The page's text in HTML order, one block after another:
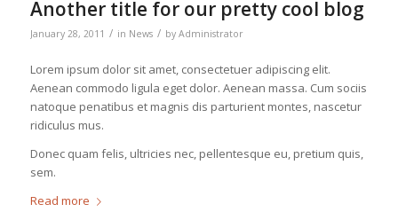
Another title for our pretty cool blog
January 28, 2011 / in News / by Administrator
Lorem ipsum dolor sit amet, consectetuer adipiscing elit.
Aenean commodo ligula eget dolor. Aenean massa. Cum sociis
natoque penatibus et magnis dis parturient montes, nascetur
ridiculus mus.
Donec quam felis, ultricies nec, pellentesque eu, pretium quis,
sem.
Read more